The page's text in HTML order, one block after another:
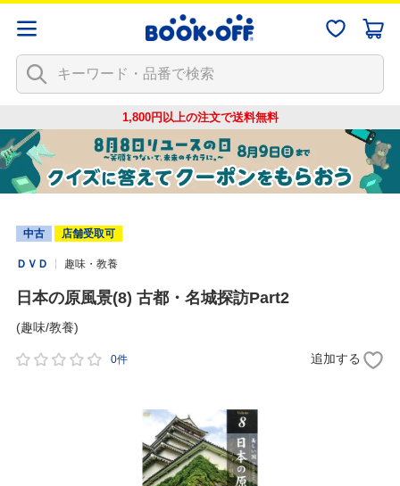
1,800円以上の注文で送料無料
中古 店舗受取可
ＤＶＤ 趣味・教養
日本の原風景(8) 古都・名城探訪Part2
(趣味/教養)
0件 追加する